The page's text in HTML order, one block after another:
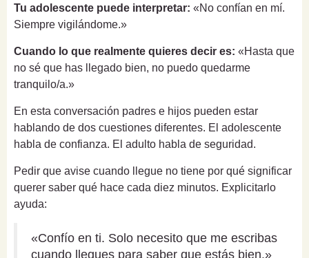
Tu adolescente puede interpretar: «No confían en mí.
Siempre vigilándome.»
Cuando lo que realmente quieres decir es: «Hasta que
no sé que has llegado bien, no puedo quedarme
tranquilo/a.»
En esta conversación padres e hijos pueden estar
hablando de dos cuestiones diferentes. El adolescente
habla de confianza. El adulto habla de seguridad.
Pedir que avise cuando llegue no tiene por qué significar
querer saber qué hace cada diez minutos. Explicitarlo
ayuda:
«Confío en ti. Solo necesito que me escribas
cuando llegues para saber que estás bien.»